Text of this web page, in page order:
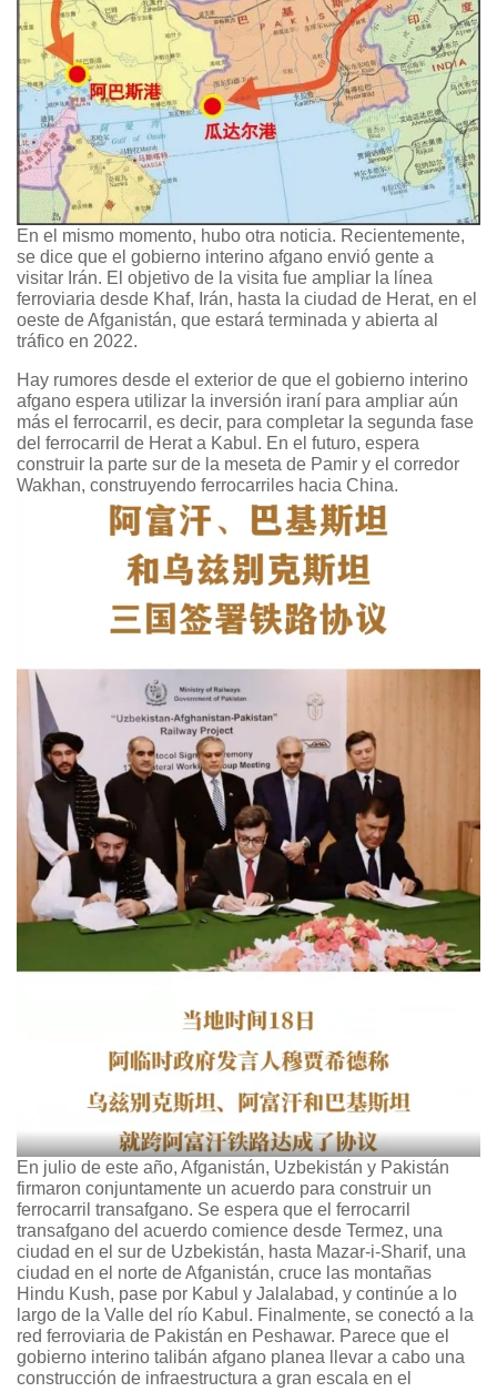
En el mismo momento, hubo otra noticia. Recientemente,
se dice que el gobierno interino afgano envió gente a
visitar Irán. El objetivo de la visita fue ampliar la línea
ferroviaria desde Khaf, Irán, hasta la ciudad de Herat, en el
oeste de Afganistán, que estará terminada y abierta al
tráfico en 2022.
Hay rumores desde el exterior de que el gobierno interino
afgano espera utilizar la inversión iraní para ampliar aún
más el ferrocarril, es decir, para completar la segunda fase
del ferrocarril de Herat a Kabul. En el futuro, espera
construir la parte sur de la meseta de Pamir y el corredor
Wakhan, construyendo ferrocarriles hacia China.
En julio de este año, Afganistán, Uzbekistán y Pakistán
firmaron conjuntamente un acuerdo para construir un
ferrocarril transafgano. Se espera que el ferrocarril
transafgano del acuerdo comience desde Termez, una
ciudad en el sur de Uzbekistán, hasta Mazar-i-Sharif, una
ciudad en el norte de Afganistán, cruce las montañas
Hindu Kush, pase por Kabul y Jalalabad, y continúe a lo
largo de la Valle del río Kabul. Finalmente, se conectó a la
red ferroviaria de Pakistán en Peshawar. Parece que el
gobierno interino talibán afgano planea llevar a cabo una
construcción de infraestructura a gran escala en el